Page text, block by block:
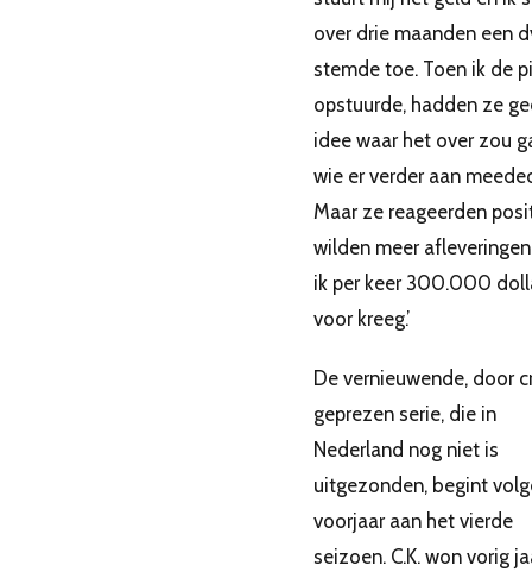
over drie maanden een
stemde toe. Toen ik de
opstuurde, hadden ze
idee waar het over zou
wie er verder aan
Maar ze reageerden
wilden meer
ik per keer 300.000
voor kreeg.’
De vernieuwende, door
geprezen serie, die in
Nederland nog niet is
uitgezonden, begint
voorjaar aan het vierde
seizoen. C.K. won vorig